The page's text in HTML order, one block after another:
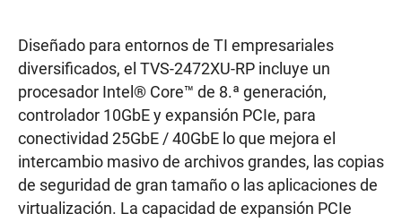
Diseñado para entornos de TI empresariales
diversificados, el TVS-2472XU-RP incluye un
procesador Intel® Core™ de 8.ª generación,
controlador 10GbE y expansión PCIe, para
conectividad 25GbE / 40GbE lo que mejora el
intercambio masivo de archivos grandes, las copias
de seguridad de gran tamaño o las aplicaciones de
virtualización. La capacidad de expansión PCIe